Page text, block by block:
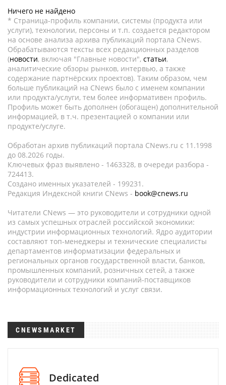
Ничего не найдено
* Страница-профиль компании, системы (продукта или
услуги), технологии, персоны и т.п. создается редактором
на основе анализа архива публикаций портала CNews.
Обрабатываются тексты всех редакционных разделов
(новости, включая "Главные новости", статьи,
аналитические обзоры рынков, интервью, а также
содержание партнёрских проектов). Таким образом, чем
больше публикаций на CNews было с именем компании
или продукта/услуги, тем более информативен профиль.
Профиль может быть дополнен (обогащен) дополнительной
информацией, в т.ч. презентацией о компании или
продукте/услуге.
Обработан архив публикаций портала CNews.ru c 11.1998
до 08.2026 годы.
Ключевых фраз выявлено - 1463328, в очереди разбора -
724413.
Создано именных указателей - 199231.
Редакция Индексной книги CNews - book@cnews.ru
Читатели CNews — это руководители и сотрудники одной
из самых успешных отраслей российской экономики:
индустрии информационных технологий. Ядро аудитории
составляют топ-менеджеры и технические специалисты
департаментов информатизации федеральных и
региональных органов государственной власти, банков,
промышленных компаний, розничных сетей, а также
руководители и сотрудники компаний-поставщиков
информационных технологий и услуг связи.
CNEWSMARKET
Dedicated